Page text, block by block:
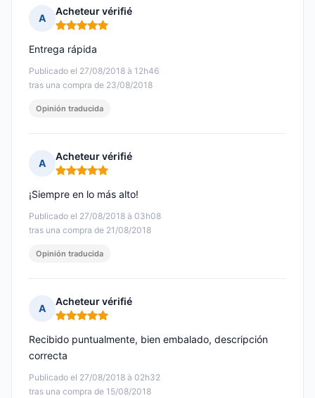
A
Acheteur vérifié
Nota: 5 de 5
Publicado el 27/08/2018 à 12h46
tras una compra de 23/08/2018
Entrega rápida
Opinión traducida
A
Acheteur vérifié
Nota: 5 de 5
Publicado el 27/08/2018 à 03h08
tras una compra de 21/08/2018
¡Siempre en lo más alto!
Opinión traducida
A
Acheteur vérifié
Nota: 5 de 5
Publicado el 27/08/2018 à 02h32
tras una compra de 15/08/2018
Recibido puntualmente, bien embalado, descripción
correcta